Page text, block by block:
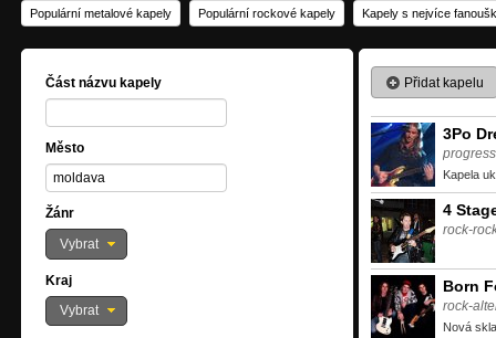
Populární metalové kapely Populární rockové kapely Kapely s nejvíce
Část názvu kapely
Město
Žánr
Vybrat
Kraj
Vybrat
Přidat kapelu
3Po
Kapela
4
rock-
Born
rock-
Nová